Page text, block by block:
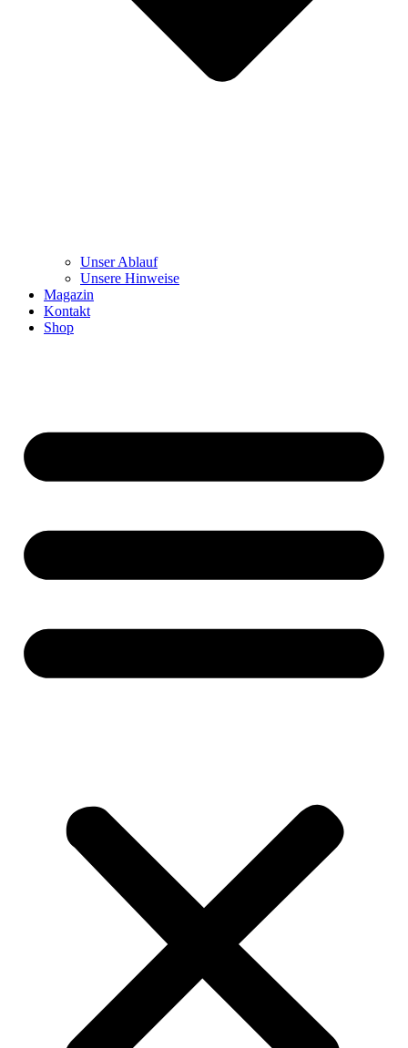
Unser Ablauf
Unsere Hinweise
Magazin
Kontakt
Shop